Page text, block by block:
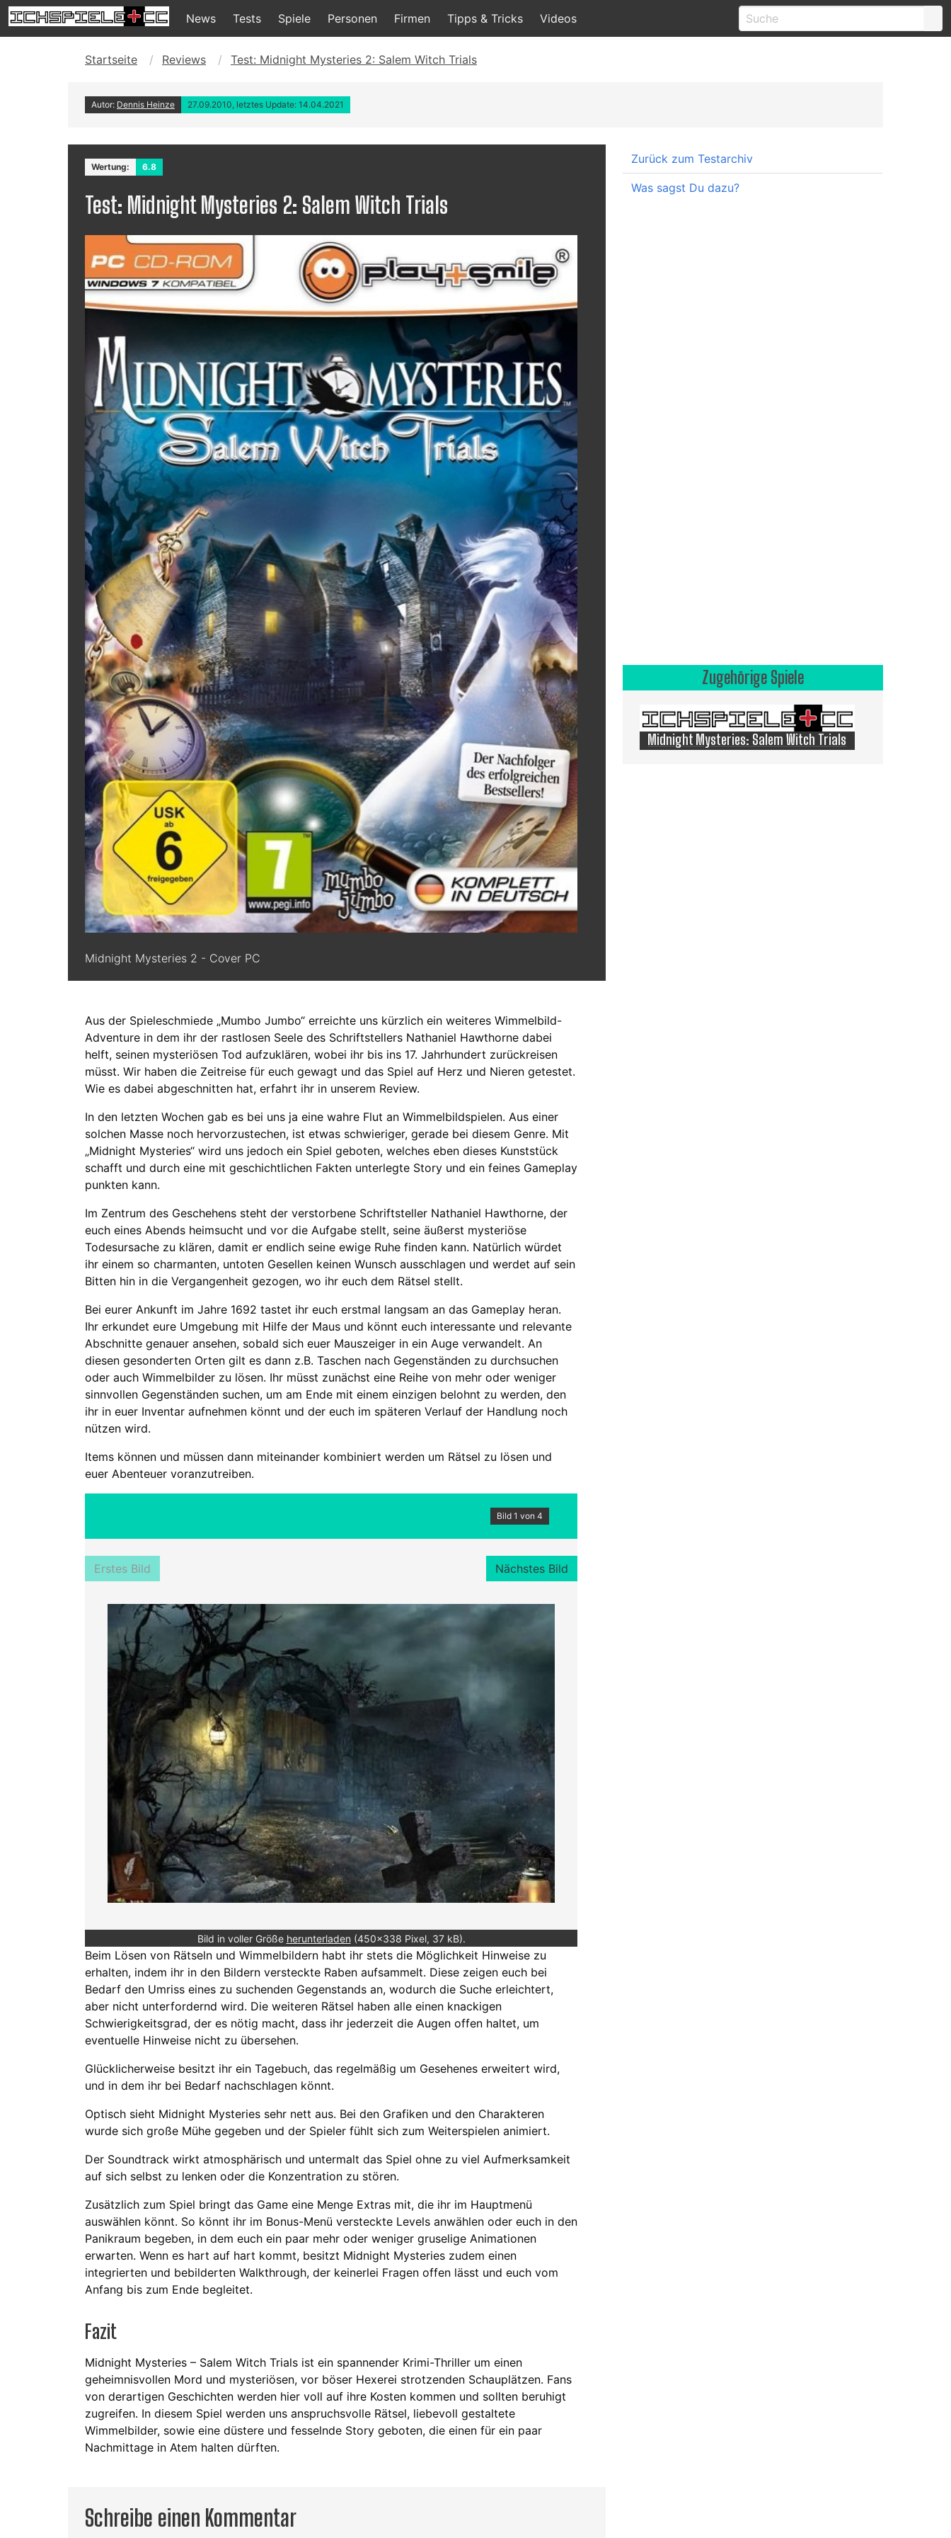
News Tests Spiele Personen Firmen Tipps & Tricks Videos
Startseite Reviews Test: Midnight Mysteries 2: Salem Witch Trials
Autor: Dennis Heinze 27.09.2010, letztes Update: 14.04.2021
Wertung: 6.8
Test: Midnight Mysteries 2: Salem Witch Trials
Midnight Mysteries 2 - Cover PC
Aus der Spieleschmiede „Mumbo Jumbo“ erreichte uns kürzlich ein weiteres Wimmelbild-
Adventure in dem ihr der rastlosen Seele des Schriftstellers Nathaniel Hawthorne dabei
helft, seinen mysteriösen Tod aufzuklären, wobei ihr bis ins 17. Jahrhundert zurückreisen
müsst. Wir haben die Zeitreise für euch gewagt und das Spiel auf Herz und Nieren getestet.
Wie es dabei abgeschnitten hat, erfahrt ihr in unserem Review.
In den letzten Wochen gab es bei uns ja eine wahre Flut an Wimmelbildspielen. Aus einer
solchen Masse noch hervorzustechen, ist etwas schwieriger, gerade bei diesem Genre. Mit
„Midnight Mysteries“ wird uns jedoch ein Spiel geboten, welches eben dieses Kunststück
schafft und durch eine mit geschichtlichen Fakten unterlegte Story und ein feines Gameplay
punkten kann.
Im Zentrum des Geschehens steht der verstorbene Schriftsteller Nathaniel Hawthorne, der
euch eines Abends heimsucht und vor die Aufgabe stellt, seine äußerst mysteriöse
Todesursache zu klären, damit er endlich seine ewige Ruhe finden kann. Natürlich würdet
ihr einem so charmanten, untoten Gesellen keinen Wunsch ausschlagen und werdet auf sein
Bitten hin in die Vergangenheit gezogen, wo ihr euch dem Rätsel stellt.
Bei eurer Ankunft im Jahre 1692 tastet ihr euch erstmal langsam an das Gameplay heran.
Ihr erkundet eure Umgebung mit Hilfe der Maus und könnt euch interessante und relevante
Abschnitte genauer ansehen, sobald sich euer Mauszeiger in ein Auge verwandelt. An
diesen gesonderten Orten gilt es dann z.B. Taschen nach Gegenständen zu durchsuchen
oder auch Wimmelbilder zu lösen. Ihr müsst zunächst eine Reihe von mehr oder weniger
sinnvollen Gegenständen suchen, um am Ende mit einem einzigen belohnt zu werden, den
ihr in euer Inventar aufnehmen könnt und der euch im späteren Verlauf der Handlung noch
nützen wird.
Items können und müssen dann miteinander kombiniert werden um Rätsel zu lösen und
euer Abenteuer voranzutreiben.
Bild 1 von 4
Erstes Bild Nächstes Bild
Bild in voller Größe herunterladen (450x338 Pixel, 37 kB).
Beim Lösen von Rätseln und Wimmelbildern habt ihr stets die Möglichkeit Hinweise zu
erhalten, indem ihr in den Bildern versteckte Raben aufsammelt. Diese zeigen euch bei
Bedarf den Umriss eines zu suchenden Gegenstands an, wodurch die Suche erleichtert,
aber nicht unterfordernd wird. Die weiteren Rätsel haben alle einen knackigen
Schwierigkeitsgrad, der es nötig macht, dass ihr jederzeit die Augen offen haltet, um
eventuelle Hinweise nicht zu übersehen.
Glücklicherweise besitzt ihr ein Tagebuch, das regelmäßig um Gesehenes erweitert wird,
und in dem ihr bei Bedarf nachschlagen könnt.
Optisch sieht Midnight Mysteries sehr nett aus. Bei den Grafiken und den Charakteren
wurde sich große Mühe gegeben und der Spieler fühlt sich zum Weiterspielen animiert.
Der Soundtrack wirkt atmosphärisch und untermalt das Spiel ohne zu viel Aufmerksamkeit
auf sich selbst zu lenken oder die Konzentration zu stören.
Zusätzlich zum Spiel bringt das Game eine Menge Extras mit, die ihr im Hauptmenü
auswählen könnt. So könnt ihr im Bonus-Menü versteckte Levels anwählen oder euch in den
Panikraum begeben, in dem euch ein paar mehr oder weniger gruselige Animationen
erwarten. Wenn es hart auf hart kommt, besitzt Midnight Mysteries zudem einen
integrierten und bebilderten Walkthrough, der keinerlei Fragen offen lässt und euch vom
Anfang bis zum Ende begleitet.
Fazit
Midnight Mysteries – Salem Witch Trials ist ein spannender Krimi-Thriller um einen
geheimnisvollen Mord und mysteriösen, vor böser Hexerei strotzenden Schauplätzen. Fans
von derartigen Geschichten werden hier voll auf ihre Kosten kommen und sollten beruhigt
zugreifen. In diesem Spiel werden uns anspruchsvolle Rätsel, liebevoll gestaltete
Wimmelbilder, sowie eine düstere und fesselnde Story geboten, die einen für ein paar
Nachmittage in Atem halten dürften.
Schreibe einen Kommentar
Zurück zum Testarchiv
Was sagst Du dazu?
Zugehörige Spiele
Midnight Mysteries: Salem Witch Trials